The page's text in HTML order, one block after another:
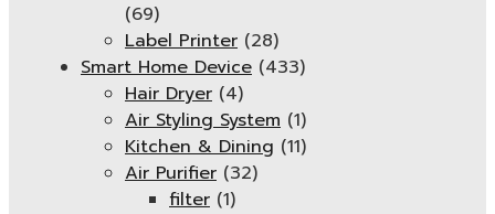
(69)
Label Printer (28)
Smart Home Device (433)
Hair Dryer (4)
Air Styling System (1)
Kitchen & Dining (11)
Air Purifier (32)
filter (1)